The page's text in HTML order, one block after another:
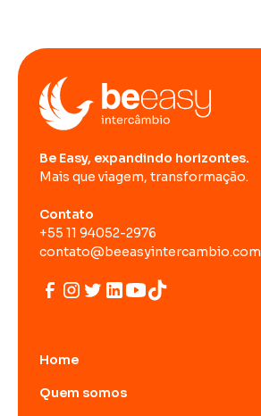
Be Easy, expandindo horizontes.
Mais que viagem, transformação.
Contato
+55 11 94052-2976
contato@beeasyintercambio.com
Home
Quem somos